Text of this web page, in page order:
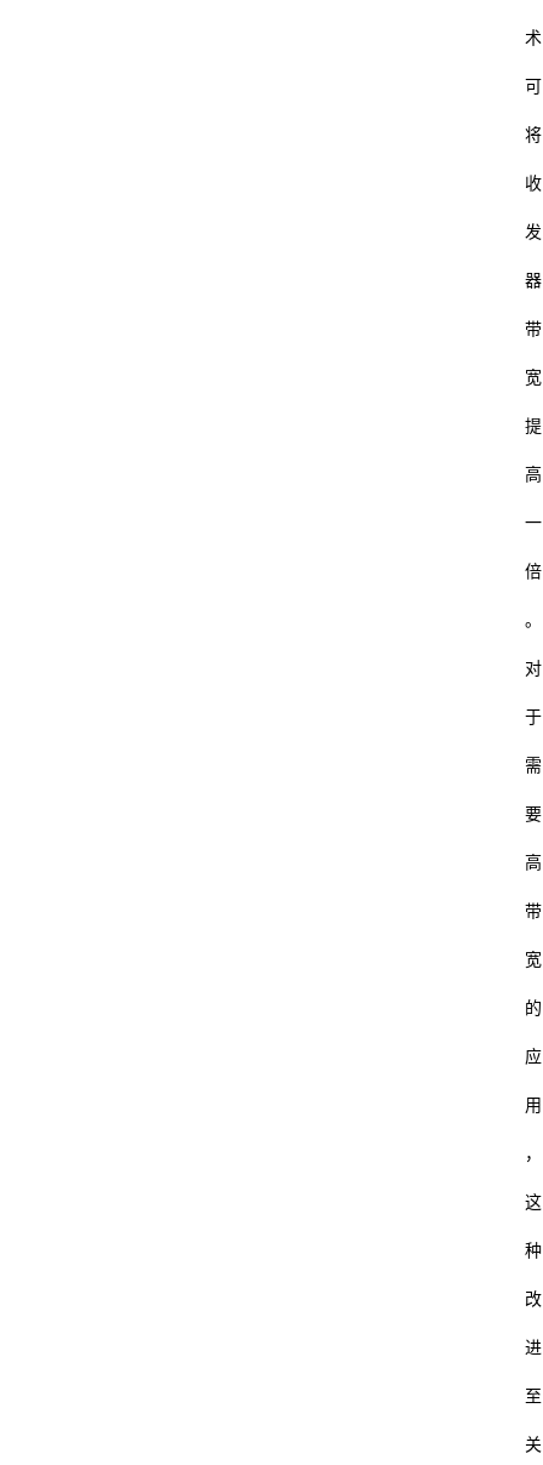
术
可
将
收
发
器
带
宽
提
高
一
倍
。
对
于
需
要
高
带
宽
的
应
用
，
这
种
改
进
至
关